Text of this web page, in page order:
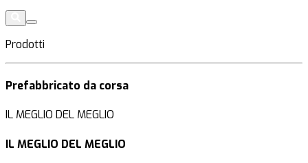
Prodotti
Prefabbricato da corsa
IL MEGLIO DEL MEGLIO
IL MEGLIO DEL MEGLIO